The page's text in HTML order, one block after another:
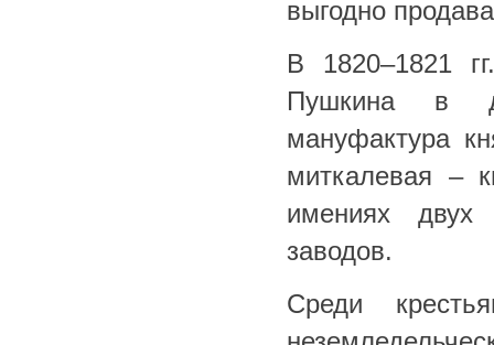
выгодно
В 1820–1821
Пушкина в
мануфактура
миткалевая –
имениях двух
заводов.
Среди